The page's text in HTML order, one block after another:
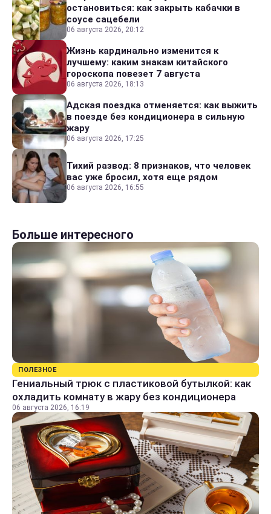
остановиться: как закрыть кабачки в
соусе сацебели
06 августа 2026, 20:12
Жизнь кардинально изменится к
лучшему: каким знакам китайского
гороскопа повезет 7 августа
06 августа 2026, 18:13
Адская поездка отменяется: как выжить
в поезде без кондиционера в сильную
жару
06 августа 2026, 17:25
Тихий развод: 8 признаков, что человек
вас уже бросил, хотя еще рядом
06 августа 2026, 16:55
Больше интересного
ПОЛЕЗНОЕ
Гениальный трюк с пластиковой бутылкой: как
охладить комнату в жару без кондиционера
06 августа 2026, 16:19